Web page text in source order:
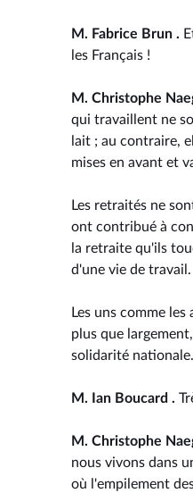
M. Fabrice Brun .
les Français !
M. Christophe
qui travaillent ne
lait ; au contraire,
mises en avant et
Les retraités ne
ont contribué à
la retraite qu'ils
d'une vie de travail.
Les uns comme
plus que
solidarité nationale.
M. Ian Boucard .
M. Christophe
nous vivons dans
où l'empilement